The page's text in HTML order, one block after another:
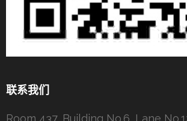
联系我们
Room 437, Building No.6, Lane